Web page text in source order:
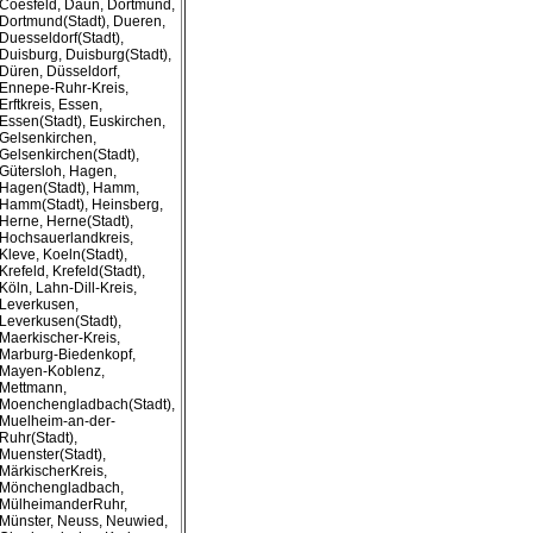
Daun, Dortmund,
Dueren,
Duisburg(Stadt),
Düsseldorf,
Ruhr-Kreis,
Essen,
Euskirchen,
Hagen,
Hamm,
Heinsberg,
Herne(Stadt),
Koeln(Stadt),
Krefeld(Stadt),
Lahn-Dill-Kreis,
Kreis,
Biedenkopf,
Koblenz,
an-der-
Neuss, Neuwied,